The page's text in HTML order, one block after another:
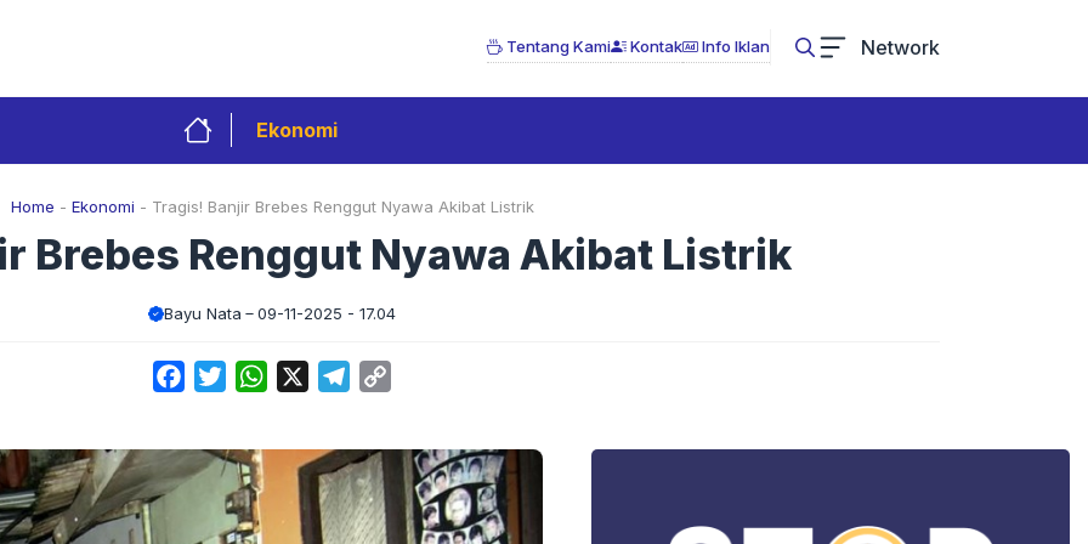
Tentang Kami Kontak Info Iklan Network
Ekonomi
Home - Ekonomi - Tragis! Banjir Brebes Renggut Nyawa Akibat Listrik
Brebes Renggut Nyawa Akibat Listrik
Bayu Nata 09-11-2025 - 17.04
FacebookTwitterWhatsApp Telegram